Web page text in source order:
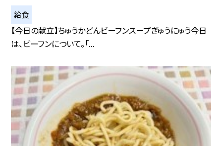
給食
【今日の献立】ちゅうかどんビーフンスープぎゅうにゅう今日
は、ビーフンについて。「...